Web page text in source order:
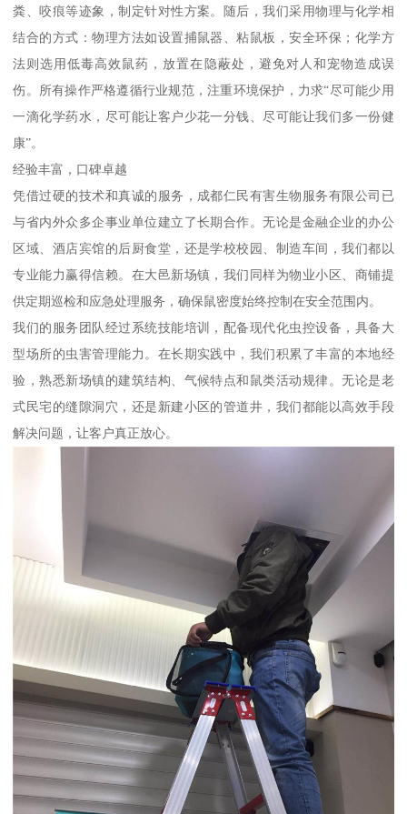
粪、咬痕等迹象，制定针对性方案。随后，我们采用物理与化学相
结合的方式：物理方法如设置捕鼠器、粘鼠板，安全环保；化学方
法则选用低毒高效鼠药，放置在隐蔽处，避免对人和宠物造成误
伤。所有操作严格遵循行业规范，注重环境保护，力求“尽可能少用
一滴化学药水，尽可能让客户少花一分钱、尽可能让我们多一份健
康”。
经验丰富，口碑卓越
凭借过硬的技术和真诚的服务，成都仁民有害生物服务有限公司已
与省内外众多企事业单位建立了长期合作。无论是金融企业的办公
区域、酒店宾馆的后厨食堂，还是学校校园、制造车间，我们都以
专业能力赢得信赖。在大邑新场镇，我们同样为物业小区、商铺提
供定期巡检和应急处理服务，确保鼠密度始终控制在安全范围内。
我们的服务团队经过系统技能培训，配备现代化虫控设备，具备大
型场所的虫害管理能力。在长期实践中，我们积累了丰富的本地经
验，熟悉新场镇的建筑结构、气候特点和鼠类活动规律。无论是老
式民宅的缝隙洞穴，还是新建小区的管道井，我们都能以高效手段
解决问题，让客户真正放心。